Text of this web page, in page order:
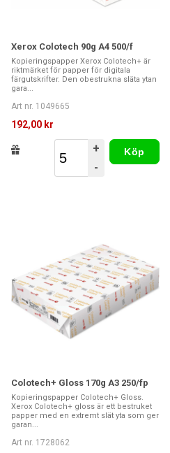
Xerox Colotech 90g A4 500/f
Kopieringspapper Xerox Colotech+ är
riktmärket för papper för digitala
färgutskrifter. Den obestrukna släta ytan
gara...
Art nr. 1049665
192,00 kr
+
-
Köp
Colotech+ Gloss 170g A3 250/fp
Kopieringspapper Colotech+ Gloss.
Xerox Colotech+ gloss är ett bestruket
papper med en extremt slät yta som ger
garan...
Art nr. 1728062